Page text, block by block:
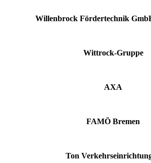
Willenbrock Fördertechnik
Wittrock-Gruppe
AXA
FAMÖ Bremen
Ton